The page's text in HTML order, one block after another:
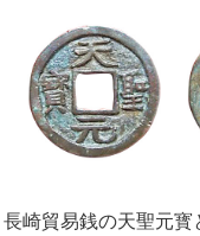
長崎貿易銭の天聖元